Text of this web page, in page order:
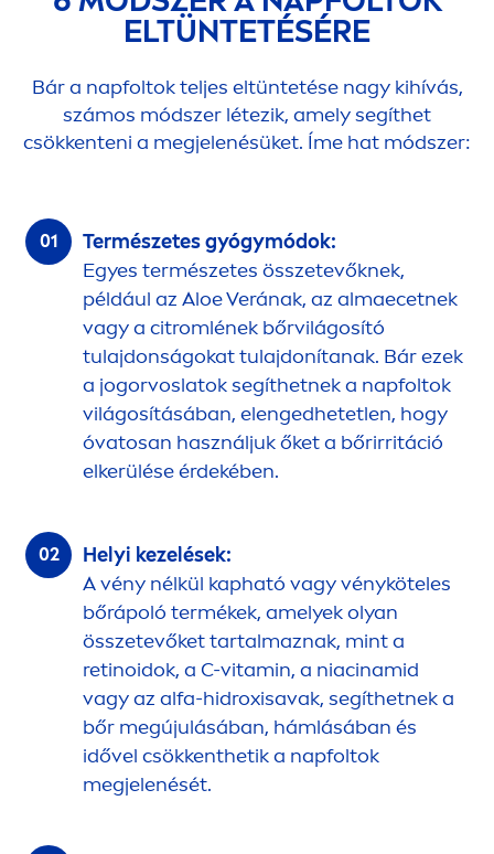
ELTÜNTETÉSÉRE
Bár a napfoltok teljes eltüntetése nagy kihívás,
számos módszer létezik, amely segíthet
csökkenteni a megjelenésüket. Íme hat módszer:
Természetes gyógymódok:
Egyes természetes összetevőknek,
például az Aloe Verának, az almaecetnek
vagy a citromlének bőrvilágosító
tulajdonságokat tulajdonítanak. Bár ezek
a jogorvoslatok segíthetnek a napfoltok
világosításában, elengedhetetlen, hogy
óvatosan használjuk őket a bőrirritáció
elkerülése érdekében.
Helyi kezelések:
A vény nélkül kapható vagy vényköteles
bőrápoló termékek, amelyek olyan
összetevőket tartalmaznak, mint a
retinoidok, a C-vitamin, a niacinamid
vagy az alfa-hidroxisavak, segíthetnek a
bőr megújulásában, hámlásában és
idővel csökkenthetik a napfoltok
megjelenését.